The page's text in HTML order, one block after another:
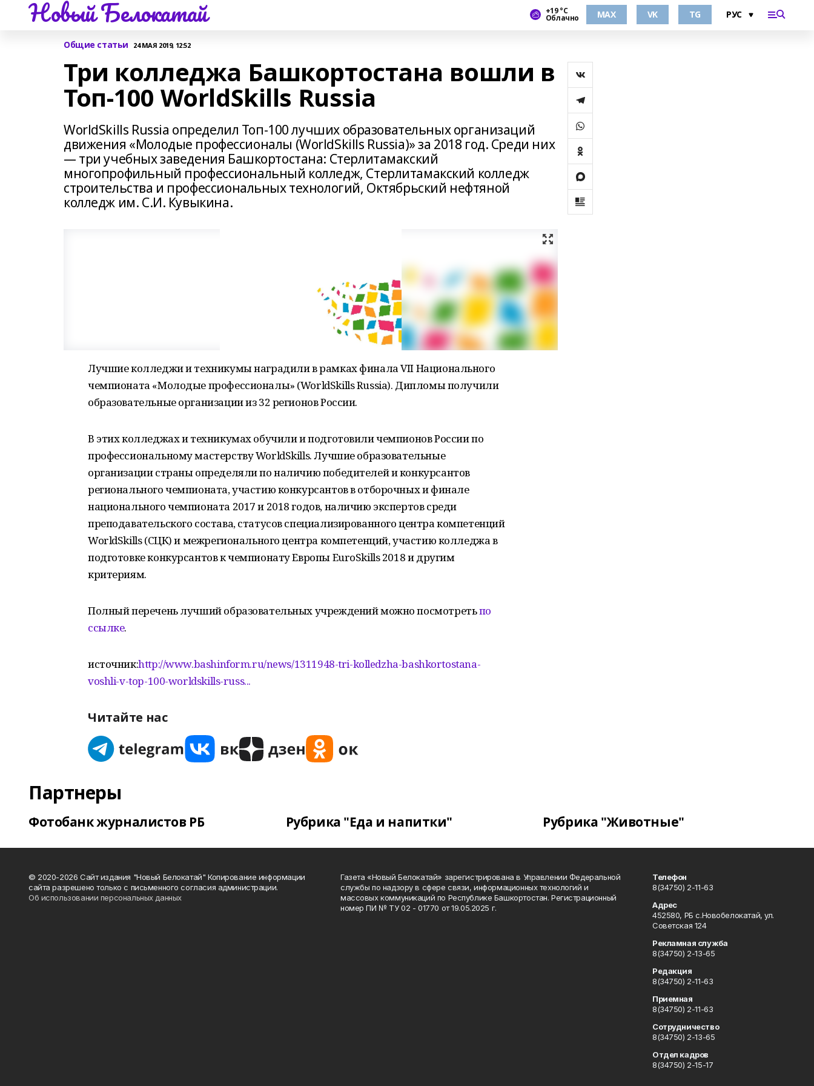
Новый Белокатай +19 °С
Облачно MAX VK TG
Общие статьи 24 МАЯ 2019, 12:52
Три колледжа Башкортостана вошли в
Топ-100 WorldSkills Russia
WorldSkills Russia определил Топ-100 лучших образовательных организаций
движения «Молодые профессионалы (WorldSkills Russia)» за 2018 год. Среди них
— три учебных заведения Башкортостана: Стерлитамакский
многопрофильный профессиональный колледж, Стерлитамакский колледж
строительства и профессиональных технологий, Октябрьский нефтяной
колледж им. С.И. Кувыкина.
Лучшие колледжи и техникумы наградили в рамках финала VII Национального
чемпионата «Молодые профессионалы» (WorldSkills Russia). Дипломы получили
образовательные организации из 32 регионов России.
В этих колледжах и техникумах обучили и подготовили чемпионов России по
профессиональному мастерству WorldSkills. Лучшие образовательные
организации страны определяли по наличию победителей и конкурсантов
регионального чемпионата, участию конкурсантов в отборочных и финале
национального чемпионата 2017 и 2018 годов, наличию экспертов среди
преподавательского состава, статусов специализированного центра компетенций
WorldSkills (СЦК) и межрегионального центра компетенций, участию колледжа в
подготовке конкурсантов к чемпионату Европы EuroSkills 2018 и другим
критериям.
Полный перечень лучший образовательных учреждений можно посмотретьпо
ссылке.
источник:http://www.bashinform.ru/news/1311948-tri-kolledzha-bashkortostana-
voshli-v-top-100-worldskills-russ...
Читайте нас
Партнеры
Фотобанк журналистов РБ Рубрика "Еда и напитки" Рубрика "Животные"
© 2020-2026 Сайт издания "Новый Белокатай" Копирование информации
сайта разрешено только с письменного согласия администрации.
Об использовании персональных данных
Газета «Новый Белокатай» зарегистрирована в Управлении Федеральной
службы по надзору в сфере связи, информационных технологий и
массовых коммуникаций по Республике Башкортостан. Регистрационный
номер ПИ № ТУ 02 - 01770 от 19.05.2025 г.
Телефон
8(34750) 2-11-63
Адрес
452580, РБ с.Новобелокатай, ул.
Советская 124
Рекламная служба
8(34750) 2-13-65
Редакция
8(34750) 2-11-63
Приемная
8(34750) 2-11-63
Сотрудничество
8(34750) 2-13-65
Отдел кадров
8(34750) 2-15-17